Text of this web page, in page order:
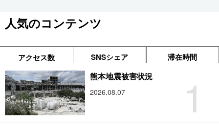
人気のコンテンツ
アクセス数 SNSシェア 滞在時間
1
熊本地震被害状況
2026.08.07